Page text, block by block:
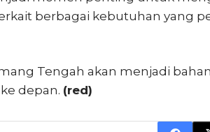
berbagai kebutuhan yang
Tengah akan menjadi
depan. (red)